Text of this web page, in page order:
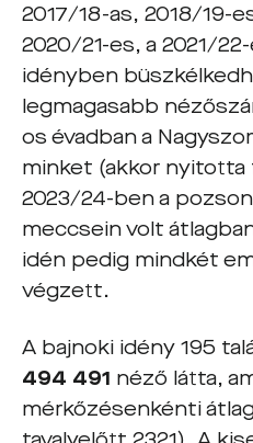
2017/18-as, 2018/19-
2020/21-es, a 2021/
idényben
legmagasabb
os évadban a
minket (akkor
2023/24-ben a
meccsein volt
idén pedig mindkét
végzett.
A bajnoki idény 195
494 491 néző látta,
mérkőzésenkénti